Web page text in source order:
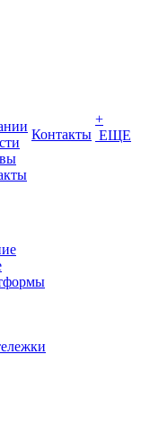
Контакты
+
ЕЩЕ